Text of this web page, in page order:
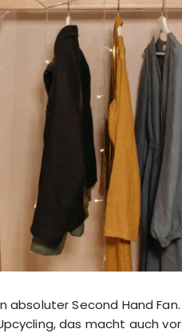
absoluter Second Hand
das macht auch